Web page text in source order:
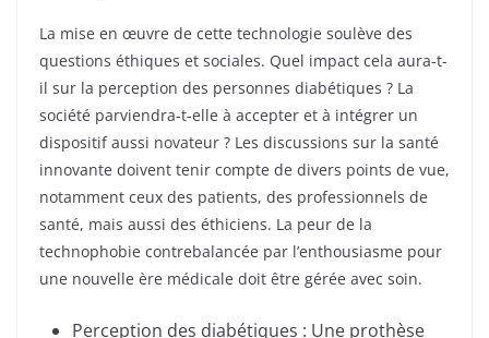
La mise en œuvre de cette technologie soulève des
questions éthiques et sociales. Quel impact cela aura-t-
il sur la perception des personnes diabétiques ? La
société parviendra-t-elle à accepter et à intégrer un
dispositif aussi novateur ? Les discussions sur la santé
innovante doivent tenir compte de divers points de vue,
notamment ceux des patients, des professionnels de
santé, mais aussi des éthiciens. La peur de la
technophobie contrebalancée par l’enthousiasme pour
une nouvelle ère médicale doit être gérée avec soin.
Perception des diabétiques : Une prothèse